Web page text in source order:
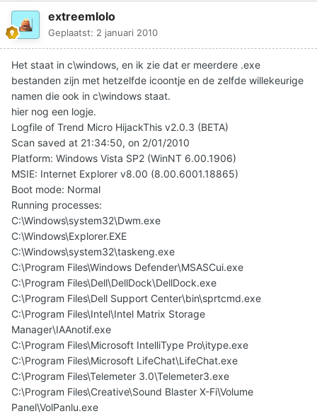
extreemlolo
Geplaatst: 2 januari 2010
Het staat in c\windows, en ik zie dat er meerdere .exe
bestanden zijn met hetzelfde icoontje en de zelfde willekeurige
namen die ook in c\windows staat.
hier nog een logje.
Logfile of Trend Micro HijackThis v2.0.3 (BETA)
Scan saved at 21:34:50, on 2/01/2010
Platform: Windows Vista SP2 (WinNT 6.00.1906)
MSIE: Internet Explorer v8.00 (8.00.6001.18865)
Boot mode: Normal
Running processes:
C:\Windows\system32\Dwm.exe
C:\Windows\Explorer.EXE
C:\Windows\system32\taskeng.exe
C:\Program Files\Windows Defender\MSASCui.exe
C:\Program Files\Dell\DellDock\DellDock.exe
C:\Program Files\Dell Support Center\bin\sprtcmd.exe
C:\Program Files\Intel\Intel Matrix Storage
Manager\IAAnotif.exe
C:\Program Files\Microsoft IntelliType Pro\itype.exe
C:\Program Files\Microsoft LifeChat\LifeChat.exe
C:\Program Files\Telemeter 3.0\Telemeter3.exe
C:\Program Files\Creative\Sound Blaster X-Fi\Volume
Panel\VolPanlu.exe